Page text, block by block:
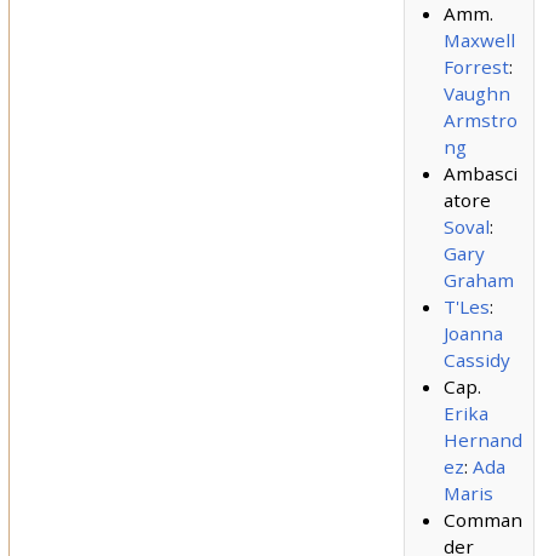
Amm.
Maxwell
Forrest:
Vaughn
Armstro
ng
Ambasci
atore
Soval:
Gary
Graham
T'Les:
Joanna
Cassidy
Cap.
Erika
Hernand
ez: Ada
Maris
Comman
der